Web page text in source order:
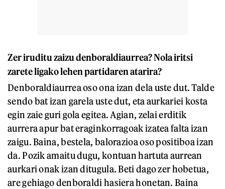
Zer iruditu zaizu denboraldiaurrea? Nola iritsi
zarete ligako lehen partidaren atarira?
Denboraldiaurrea oso ona izan dela uste dut. Talde
sendo bat izan garela uste dut, eta aurkariei kosta
egin zaie guri gola egitea. Agian, zelai erditik
aurrera apur bat eraginkorragoak izatea falta izan
zaigu. Baina, bestela, balorazioa oso positiboa izan
da. Pozik amaitu dugu, kontuan hartuta aurrean
aurkari onak izan ditugula. Beti dago zer hobetua,
are gehiago denboraldi hasiera honetan. Baina